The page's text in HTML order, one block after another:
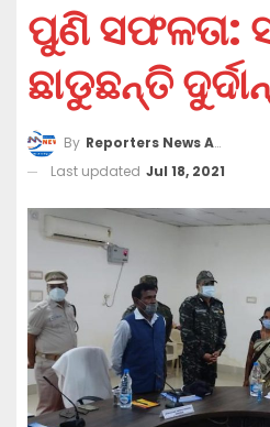
ପୁଣି ସଫଳତା:
ଛାଡୁଛନ୍ତି
By Reporters News Agency
Last updated Jul 18, 2021